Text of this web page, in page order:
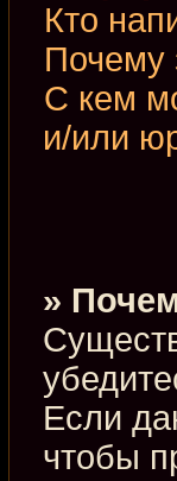
Кто
Почему
С кем
и/или
»
Если
чтобы